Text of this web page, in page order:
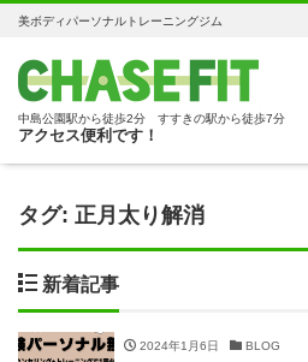
美ボディパーソナルトレーニングジム
中島公園駅から徒歩2分 すすきの駅から徒歩7分
アクセス便利です！
タグ: 正月太り解消
新着記事
2024年1月6日 BLOG